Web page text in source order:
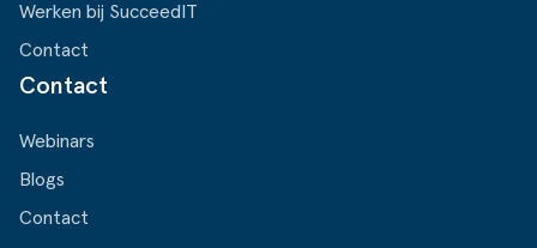
Werken bij SucceedIT
Contact
Contact
Webinars
Blogs
Contact